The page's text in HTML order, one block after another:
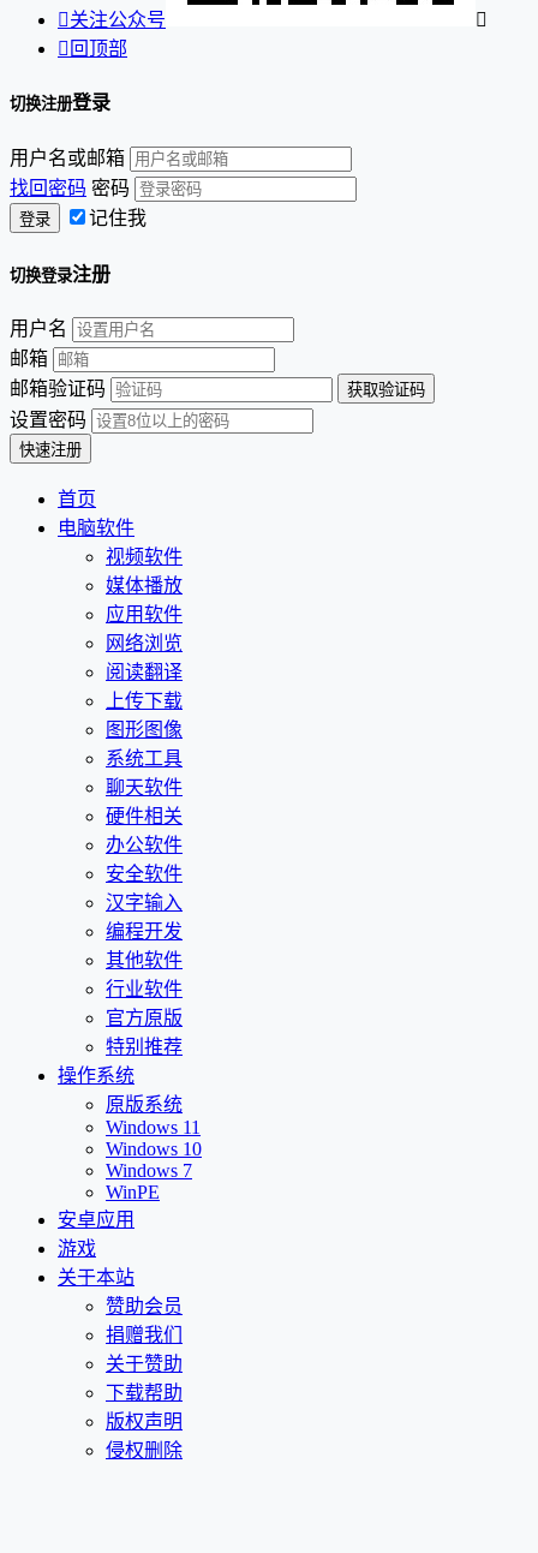
关注公众号

 回顶部
切换注册登录
用户名或邮箱
找回密码 密码
记住我
切换登录注册
用户名
邮箱
邮箱验证码
设置密码
首页
电脑软件
视频软件
媒体播放
应用软件
网络浏览
阅读翻译
上传下载
图形图像
系统工具
聊天软件
硬件相关
办公软件
安全软件
汉字输入
编程开发
其他软件
行业软件
官方原版
特别推荐
操作系统
原版系统
Windows 11
Windows 10
Windows 7
WinPE
安卓应用
游戏
关于本站
赞助会员
捐赠我们
关于赞助
下载帮助
版权声明
侵权删除